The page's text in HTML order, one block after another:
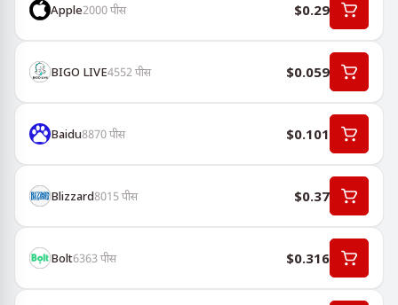
Apple2000पीस $0.29
BIGO LIVE4552 पीस $0.059
Baidu8870पीस $0.101
Blizzard8015पीस $0.37
Bolt6363पीस $0.316